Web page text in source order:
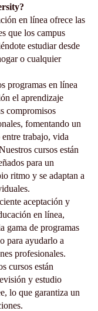
en línea ofrece las
que los campus
estudiar desde
o cualquier
programas en línea
el aprendizaje
compromisos
fomentando un
trabajo, vida
cursos están
para un
ritmo y se adaptan a
aceptación y
en línea,
gama de programas
para ayudarlo a
profesionales.
cursos están
y estudio
lo que garantiza un